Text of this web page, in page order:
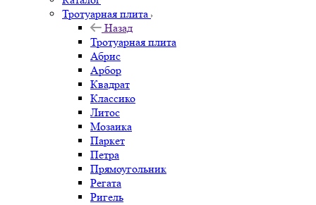
Тротуарная плита
Назад
Тротуарная плита
Абрис
Арбор
Квадрат
Классико
Литос
Мозаика
Паркет
Петра
Прямоугольник
Регата
Ригель